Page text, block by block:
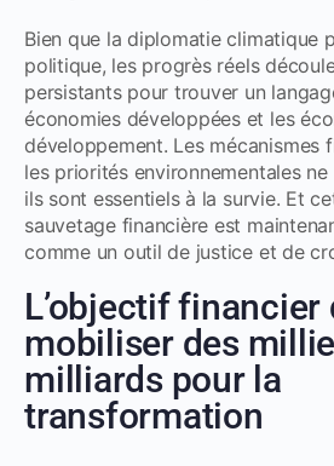
Bien que la diplomatie climatique
politique, les progrès réels
persistants pour trouver un
économies développées et les
développement. Les mécanismes
les priorités environnementales
ils sont essentiels à la survie. Et
sauvetage financière est
comme un outil de justice et de
L’objectif financier
mobiliser des
milliards pour la
transformation